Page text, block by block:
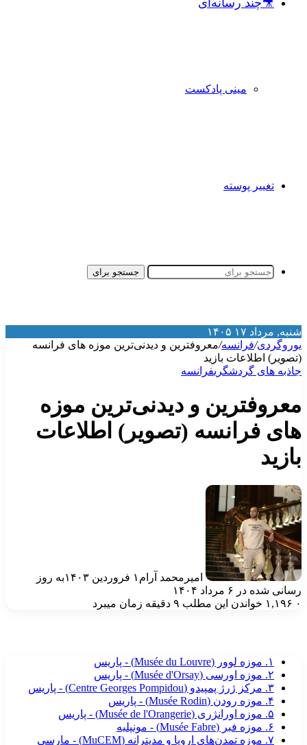
🎥چند رسانه‌ای
مینی پادکست
تغییر پوسته
جستجو برای
مرداد ۱۷ ۱۴۰۵
/فرانسه/معروفترین و دیدنی‌ترین موزه های فرانسه
اطلاعات بازید
های گردشگریفرانسه
و دیدنی‌ترین موزه
فرانسه (تصویر) اطلاعات
امیرمحمد آرام ۱ فروردین ۱۴۰۳
به روز
شده در ۶ مرداد ۱۴۰۴
خواندن این مطلب ۹ دقیقه زمان میبرد
۱. موزه لوور (Musée du Louvre) - پاریس
۲. موزه اورسی (Musée d'Orsay) - پاریس
۳. مرکز ژرژ پمپیدو (Centre Georges Pompidou) - پاریس
۴. موزه رودن (Musée Rodin) - پاریس
۵. موزه اورانژری (Musée de l'Orangerie) - پاریس
۶. موزه فبر (Musée Fabre) - مونپلیه
۷. موزه تمدن‌های اروپا و مدیترانه (MuCEM) - مارسی